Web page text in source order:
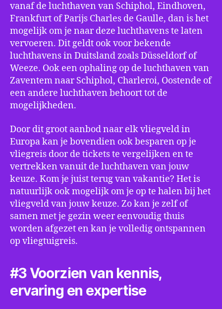
vanaf de luchthaven van Schiphol, Eindhoven,
Frankfurt of Parijs Charles de Gaulle, dan is het
mogelijk om je naar deze luchthavens te laten
vervoeren. Dit geldt ook voor bekende
luchthavens in Duitsland zoals Düsseldorf of
Weeze. Ook een ophaling op de luchthaven van
Zaventem naar Schiphol, Charleroi, Oostende of
een andere luchthaven behoort tot de
mogelijkheden.
Door dit groot aanbod naar elk vliegveld in
Europa kan je bovendien ook besparen op je
vliegreis door de tickets te vergelijken en te
vertrekken vanuit de luchthaven van jouw
keuze. Kom je juist terug van vakantie? Het is
natuurlijk ook mogelijk om je op te halen bij het
vliegveld van jouw keuze. Zo kan je zelf of
samen met je gezin weer eenvoudig thuis
worden afgezet en kan je volledig ontspannen
op vliegtuigreis.
#3 Voorzien van kennis,
ervaring en expertise